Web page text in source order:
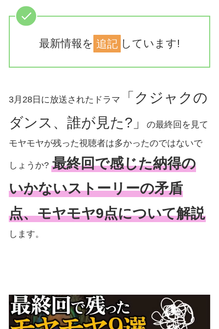
最新情報を 追記 しています!
3月28日に放送されたドラマ
「クジャクの
ダンス、誰が見た?」
の最終回を見て
モヤモヤが残った視聴者は多かったのではないで
しょうか? 最終回で感じた納得の
いかないストーリーの矛盾
点、モヤモヤ9点について解説
します。